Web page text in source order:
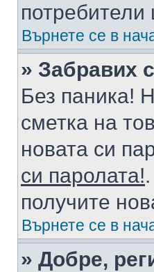
потребители
Върнете се в
» Забравих
Без паника!
сметка на
новата си
си паролата!
получите
Върнете се в
» Добре,